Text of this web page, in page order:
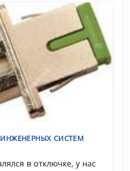
СИСТЕМ
в отключке, у нас